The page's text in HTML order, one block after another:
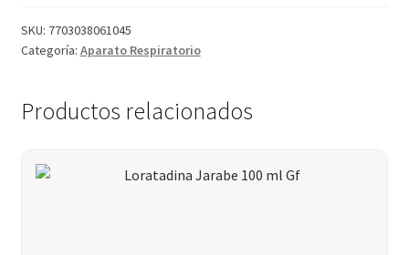
SKU: 7703038061045
Categoría: Aparato Respiratorio
Productos relacionados